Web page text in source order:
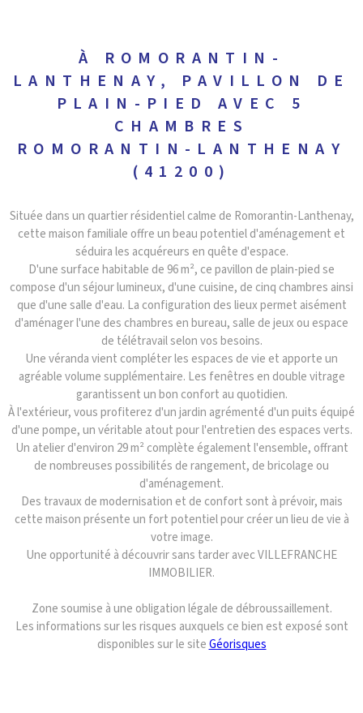
À ROMORANTIN-
LANTHENAY, PAVILLON DE
PLAIN-PIED AVEC 5
CHAMBRES
ROMORANTIN-LANTHENAY
(41200)
Située dans un quartier résidentiel calme de Romorantin-Lanthenay,
cette maison familiale offre un beau potentiel d'aménagement et
séduira les acquéreurs en quête d'espace.
D'une surface habitable de 96 m², ce pavillon de plain-pied se
compose d'un séjour lumineux, d'une cuisine, de cinq chambres ainsi
que d'une salle d'eau. La configuration des lieux permet aisément
d'aménager l'une des chambres en bureau, salle de jeux ou espace
de télétravail selon vos besoins.
Une véranda vient compléter les espaces de vie et apporte un
agréable volume supplémentaire. Les fenêtres en double vitrage
garantissent un bon confort au quotidien.
À l'extérieur, vous profiterez d'un jardin agrémenté d'un puits équipé
d'une pompe, un véritable atout pour l'entretien des espaces verts.
Un atelier d'environ 29 m² complète également l'ensemble, offrant
de nombreuses possibilités de rangement, de bricolage ou
d'aménagement.
Des travaux de modernisation et de confort sont à prévoir, mais
cette maison présente un fort potentiel pour créer un lieu de vie à
votre image.
Une opportunité à découvrir sans tarder avec VILLEFRANCHE
IMMOBILIER.
Zone soumise à une obligation légale de débroussaillement.
Les informations sur les risques auxquels ce bien est exposé sont
disponibles sur le siteGéorisques